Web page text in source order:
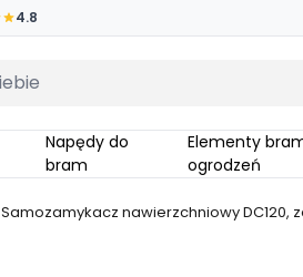
4.8
Napędy do
bram
Elementy bram i
ogrodzeń
Samozamykacz nawierzchniowy DC120,